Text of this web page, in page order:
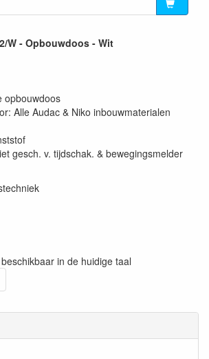
W - Opbouwdoos - Wit
opbouwdoos
Alle Audac & Niko inbouwmaterialen
gesch. v. tijdschak. & bewegingsmelder
in de huidige taal